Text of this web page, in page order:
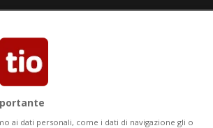
ai dati personali, come i dati di navigazione gli o